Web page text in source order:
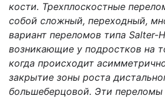
кости. Трехплоскостные
собой сложный, переходный,
вариант переломов типа Salter-
возникающие у подростков на
когда происходит
закрытие зоны роста
большеберцовой. Эти переломы